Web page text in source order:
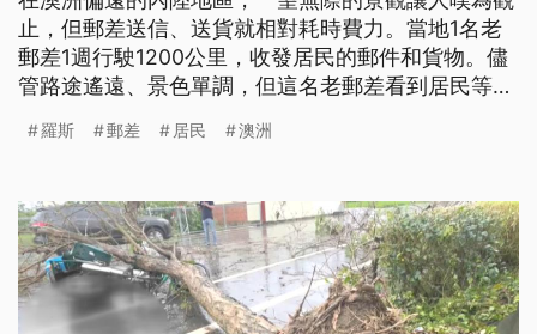
止，但郵差送信、送貨就相對耗時費力。當地1名老
郵差1週行駛1200公里，收發居民的郵件和貨物。儘
管路途遙遠、景色單調，但這名老郵差看到居民等候
羅斯 郵差 居民 澳洲